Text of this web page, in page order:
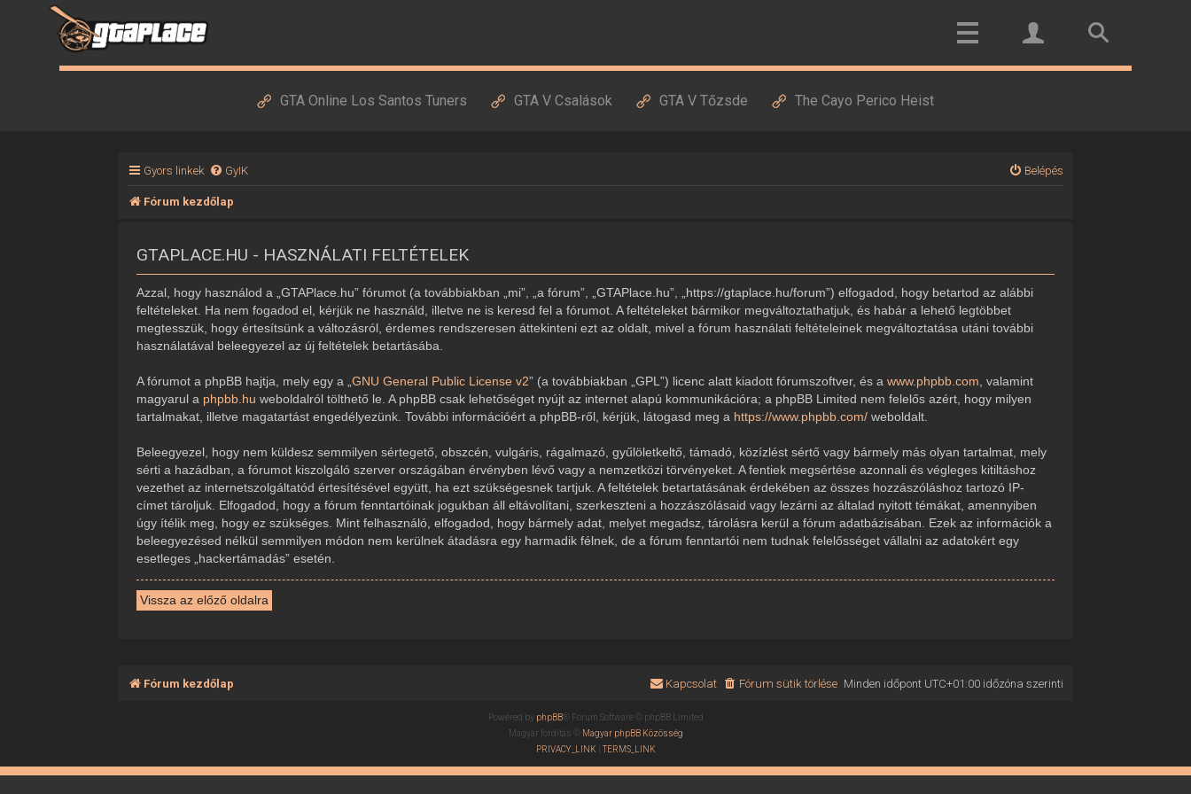
GTA Online Los Santos Tuners GTA V Csalások GTA V Tőzsde The Cayo Perico Heist
Gyors linkek GyIK Belépés
Fórum kezdőlap
GTAPLACE.HU - HASZNÁLATI FELTÉTELEK
Azzal, hogy használod a „GTAPlace.hu” fórumot (a továbbiakban „mi”, „a fórum”, „GTAPlace.hu”, „https://gtaplace.hu/forum”) elfogadod, hogy betartod az alábbi
feltételeket. Ha nem fogadod el, kérjük ne használd, illetve ne is keresd fel a fórumot. A feltételeket bármikor megváltoztathatjuk, és habár a lehető legtöbbet
megtesszük, hogy értesítsünk a változásról, érdemes rendszeresen áttekinteni ezt az oldalt, mivel a fórum használati feltételeinek megváltoztatása utáni további
használatával beleegyezel az új feltételek betartásába.
A fórumot a phpBB hajtja, mely egy a „GNU General Public License v2” (a továbbiakban „GPL”) licenc alatt kiadott fórumszoftver, és awww.phpbb.com , valamint
magyarul a phpbb.hu weboldalról tölthető le. A phpBB csak lehetőséget nyújt az internet alapú kommunikációra; a phpBB Limited nem felelős azért, hogy milyen
tartalmakat, illetve magatartást engedélyezünk. További információért a phpBB-ről, kérjük, látogasd meg a https://www.phpbb.com/ weboldalt.
Beleegyezel, hogy nem küldesz semmilyen sértegető, obszcén, vulgáris, rágalmazó, gyűlöletkeltő, támadó, közízlést sértő vagy bármely más olyan tartalmat, mely
sérti a hazádban, a fórumot kiszolgáló szerver országában érvényben lévő vagy a nemzetközi törvényeket. A fentiek megsértése azonnali és végleges kitiltáshoz
vezethet az internetszolgáltatód értesítésével együtt, ha ezt szükségesnek tartjuk. A feltételek betartatásának érdekében az összes hozzászóláshoz tartozó IP-
címet tároljuk. Elfogadod, hogy a fórum fenntartóinak jogukban áll eltávolítani, szerkeszteni a hozzászólásaid vagy lezárni az általad nyitott témákat, amennyiben
úgy ítélik meg, hogy ez szükséges. Mint felhasználó, elfogadod, hogy bármely adat, melyet megadsz, tárolásra kerül a fórum adatbázisában. Ezek az információk a
beleegyezésed nélkül semmilyen módon nem kerülnek átadásra egy harmadik félnek, de a fórum fenntartói nem tudnak felelősséget vállalni az adatokért egy
esetleges „hackertámadás” esetén.
Vissza az előző oldalra
Fórum kezdőlap Minden időpont UTC+01:00időzóna szerinti
Fórum sütik törlése
Kapcsolat
Powered by phpBB® Forum Software © phpBB Limited
Magyar fordítás © Magyar phpBB Közösség
PRIVACY_LINK |TERMS_LINK